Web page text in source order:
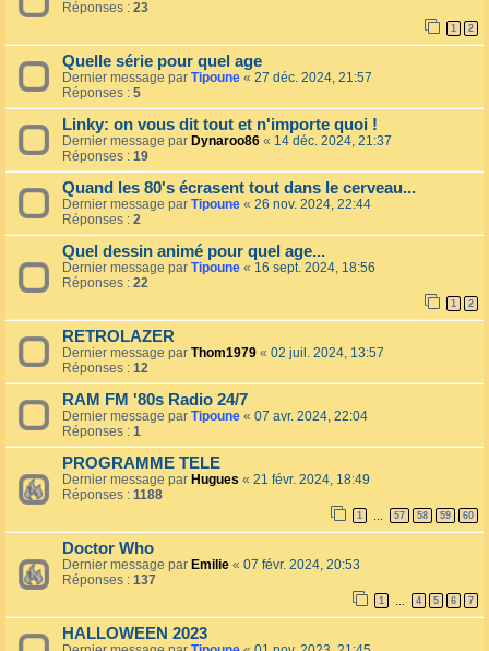
Réponses : 23
1 2
Quelle série pour quel age
Dernier message par Tipoune « 27 déc. 2024, 21:57
Réponses : 5
Linky: on vous dit tout et n'importe quoi !
Dernier message par Dynaroo86 « 14 déc. 2024, 21:37
Réponses : 19
Quand les 80's écrasent tout dans le cerveau...
Dernier message par Tipoune « 26 nov. 2024, 22:44
Réponses : 2
Quel dessin animé pour quel age...
Dernier message par Tipoune « 16 sept. 2024, 18:56
Réponses : 22
1 2
RETROLAZER
Dernier message par Thom1979 « 02 juil. 2024, 13:57
Réponses : 12
RAM FM '80s Radio 24/7
Dernier message par Tipoune « 07 avr. 2024, 22:04
Réponses : 1
PROGRAMME TELE
Dernier message par Hugues « 21 févr. 2024, 18:49
Réponses : 1188
1 … 57 58 59 60
Doctor Who
Dernier message par Emilie « 07 févr. 2024, 20:53
Réponses : 137
1 … 4 5 6 7
HALLOWEEN 2023